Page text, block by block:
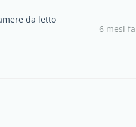
da letto
6 mesi fa